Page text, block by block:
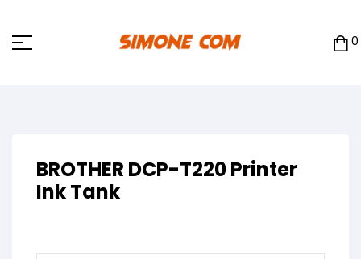
0
BROTHER DCP-T220 Printer
Ink Tank